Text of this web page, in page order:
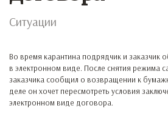
Ситуации
Во время карантина подрядчик и заказчик
в электронном виде. После снятия режима
заказчика сообщил о возвращении к
деле он хочет пересмотреть условия
электронном виде договора.